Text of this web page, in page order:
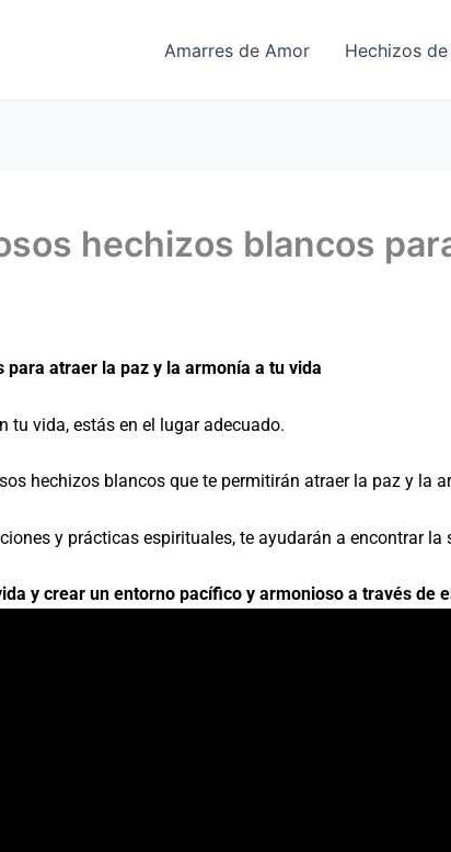
Amarres de Amor Hechizos
hechizos blancos
atraer la paz y la armonía a tu vida
tu vida, estás en el lugar adecuado.
hechizos blancos que te permitirán atraer la paz y la
y prácticas espirituales, te ayudarán a encontrar la
y crear un entorno pacífico y armonioso a través de